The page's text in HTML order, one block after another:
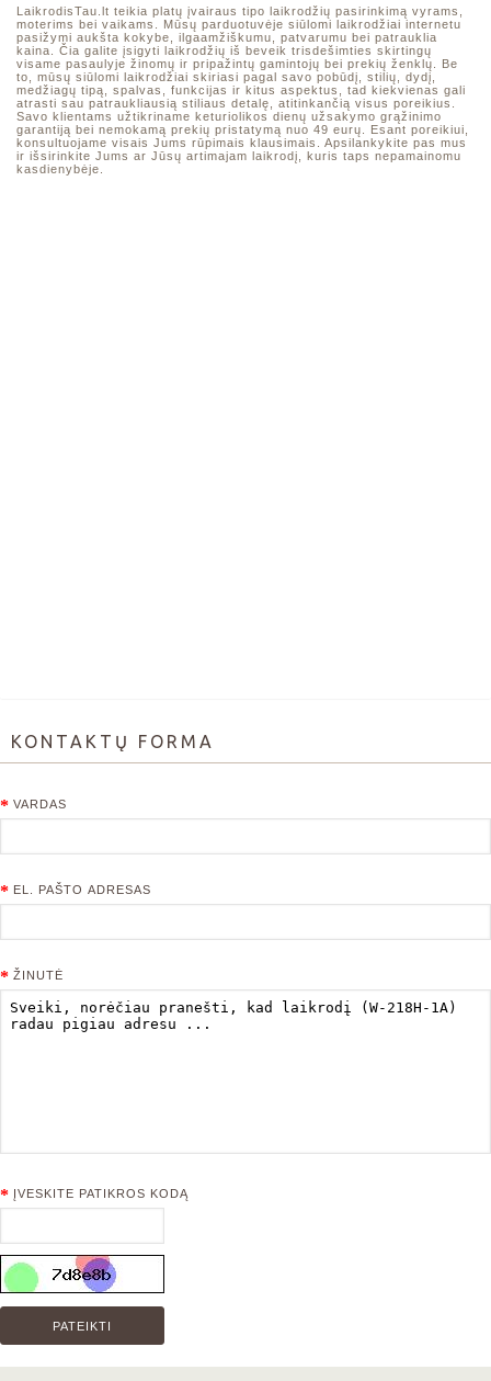
LaikrodisTau.lt teikia platų įvairaus tipo laikrodžių pasirinkimą vyrams,
moterims bei vaikams. Mūsų parduotuvėje siūlomi laikrodžiai internetu
pasižymi aukšta kokybe, ilgaamžiškumu, patvarumu bei patrauklia
kaina. Čia galite įsigyti laikrodžių iš beveik trisdešimties skirtingų
visame pasaulyje žinomų ir pripažintų gamintojų bei prekių ženklų. Be
to, mūsų siūlomi laikrodžiai skiriasi pagal savo pobūdį, stilių, dydį,
medžiagų tipą, spalvas, funkcijas ir kitus aspektus, tad kiekvienas gali
atrasti sau patraukliausią stiliaus detalę, atitinkančią visus poreikius.
Savo klientams užtikriname keturiolikos dienų užsakymo grąžinimo
garantiją bei nemokamą prekių pristatymą nuo 49 eurų. Esant poreikiui,
konsultuojame visais Jums rūpimais klausimais. Apsilankykite pas mus
ir išsirinkite Jums ar Jūsų artimajam laikrodį, kuris taps nepamainomu
kasdienybėje.
KONTAKTŲ FORMA
VARDAS
EL. PAŠTO ADRESAS
ŽINUTĖ
ĮVESKITE PATIKROS KODĄ